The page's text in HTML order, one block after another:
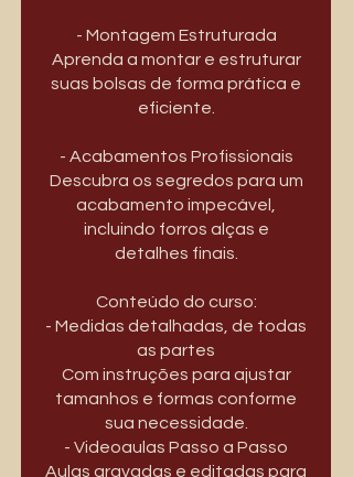
- Montagem Estruturada
Aprenda a montar e estruturar
suas bolsas de forma prática e
eficiente.
- Acabamentos Profissionais
Descubra os segredos para um
acabamento impecável,
incluindo forros alças e
detalhes finais.
Conteúdo do curso:
- Medidas detalhadas, de todas
as partes
Com instruções para ajustar
tamanhos e formas conforme
sua necessidade.
- Videoaulas Passo a Passo
Aulas gravadas e editadas para